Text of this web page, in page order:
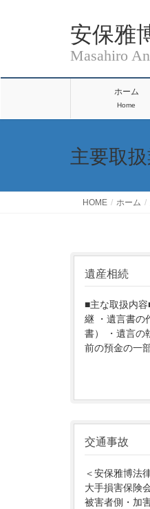
安保雅
ホーム
Home
主要取
HOME ホーム
遺産相続
■主な取扱内
継 ・遺言書の
書） ・遺言の
前の預金の一
交通事故
＜安保雅博法
大手損害保険
被害者側・加